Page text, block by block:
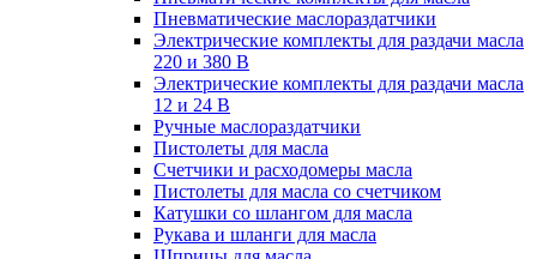
Пневматические маслораздатчики
Электрические комплекты для раздачи масла
220 и 380 В
Электрические комплекты для раздачи масла
12 и 24 В
Ручные маслораздатчики
Пистолеты для масла
Счетчики и расходомеры масла
Пистолеты для масла со счетчиком
Катушки со шлангом для масла
Рукава и шланги для масла